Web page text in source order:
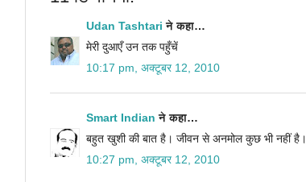
Udan Tashtari ने कहा…
मेरी दुआएँ उन तक पहुँचें
10:17 pm, अक्टूबर 12, 2010
Smart Indian ने कहा…
बहुत खुशी की बात है। जीवन से अनमोल कुछ भी नहीं है।
10:27 pm, अक्टूबर 12, 2010